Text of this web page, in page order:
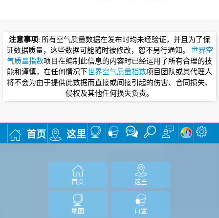
注意事项: 所有空气质量数据在发布时均未经验证，并且为了保
证数据质量，这些数据可能随时被修改，恕不另行通知。 世界空
气质量指数项目在编制此信息的内容时已经运用了所有合理的技
能和谨慎，在任何情况下世界空气质量指数项目团队或其代理人
将不会为由于提供此数据而直接或间接引起的伤害、合同损失、
侵权及其他任何损失负责。
首页 这里
首页 这里
地图 口罩